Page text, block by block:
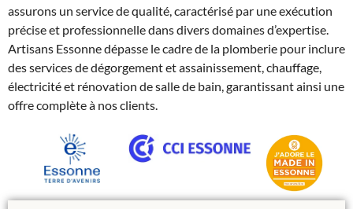
assurons un service de qualité, caractérisé par une exécution
précise et professionnelle dans divers domaines d’expertise.
Artisans Essonne dépasse le cadre de la plomberie pour inclure
des services de dégorgement et assainissement, chauffage,
électricité et rénovation de salle de bain, garantissant ainsi une
offre complète à nos clients.